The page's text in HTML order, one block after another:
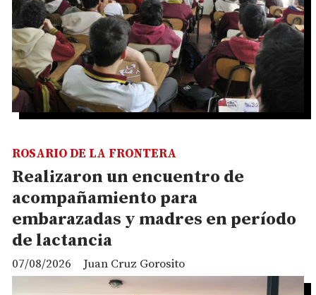
Realizaron un encuentro de
acompañamiento para
embarazadas y madres en período
de lactancia
Juan Cruz Gorosito
ROSARIO DE LA FRONTERA
07/08/2026